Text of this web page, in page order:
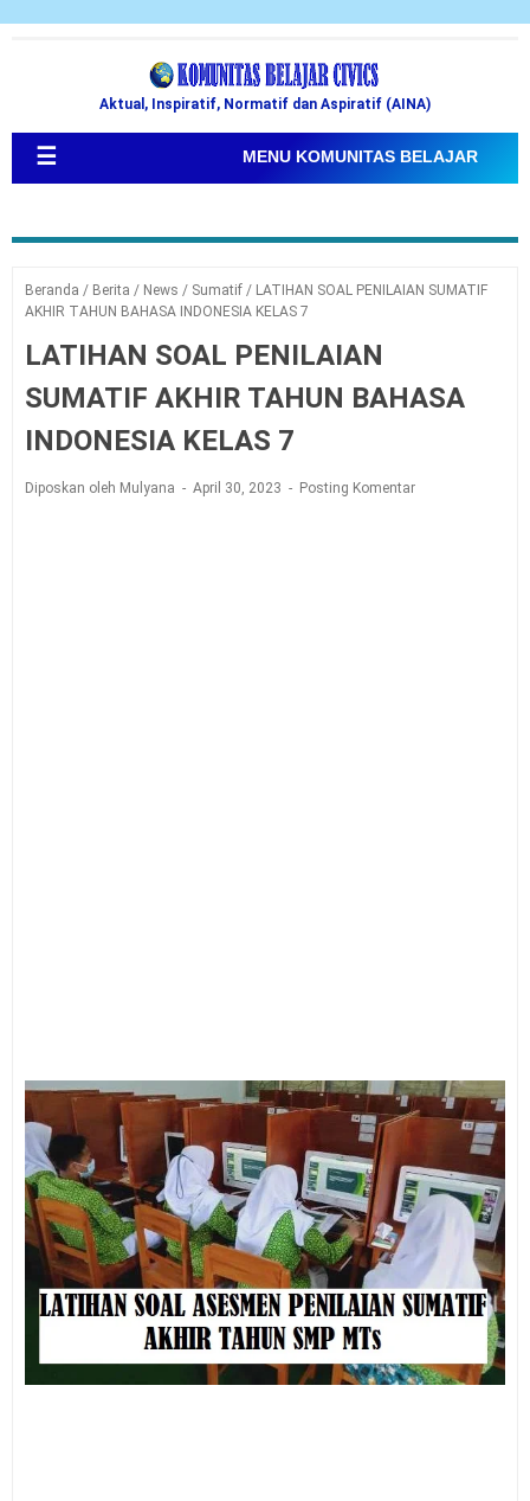
Aktual, Inspiratif, Normatif dan Aspiratif (AINA)
☰ MENU KOMUNITAS BELAJAR
Beranda / Berita / News / Sumatif / LATIHAN SOAL PENILAIAN SUMATIF
AKHIR TAHUN BAHASA INDONESIA KELAS 7
LATIHAN SOAL PENILAIAN
SUMATIF AKHIR TAHUN BAHASA
INDONESIA KELAS 7
Diposkan oleh Mulyana April 30, 2023 Posting Komentar